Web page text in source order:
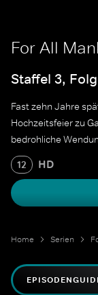
For All
Staffel 3,
Fast zehn Jahre
Hochzeitsfeier zu
bedrohliche
12 HD
Home Serien